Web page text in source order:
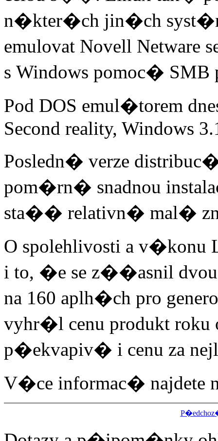
n�kter�ch jin�ch
emulovat Novell Netware
s Windows pomoc� SMB
Pod DOS emul�torem
Second reality, Windows
Posledn� verze
pom�rn� snadnou
sta�� relativn� mal�
O spolehlivosti a
i to, �e se z��asnil
na 160 aplh�ch pro
vyhr�l cenu produkt roku
p�ekvapiv� i cenu za
V�ce informac� najdete